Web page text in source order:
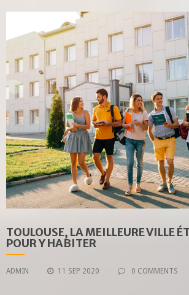
TOULOUSE, LA MEILLEURE VILLE
POUR Y HABITER
ADMIN 11 SEP 2020 0 COMMENTS